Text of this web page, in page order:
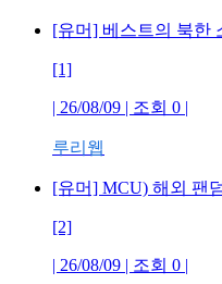
[유머] 베스트의 북한
[1]
| 26/08/09 | 조회 0 |
루리웹
[유머] MCU) 해외 팬
[2]
| 26/08/09 | 조회 0 |